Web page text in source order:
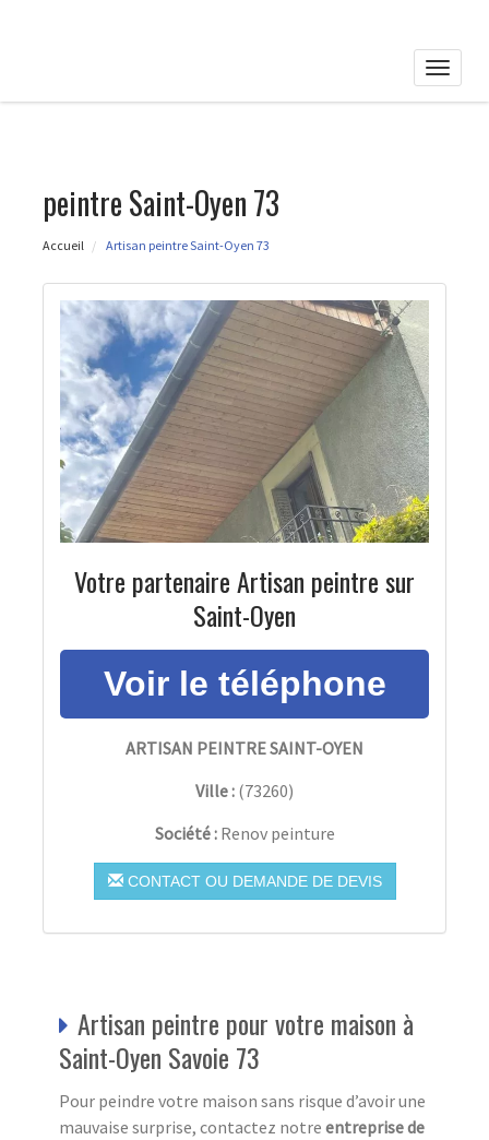
Toggle
peintre Saint-Oyen 73
Accueil Artisan peintre Saint-Oyen 73
Votre partenaire Artisan peintre sur
Saint-Oyen
ARTISAN PEINTRE SAINT-OYEN
Ville : (73260)
Société : Renov peinture
CONTACT OU DEMANDE DE DEVIS
Artisan peintre pour votre maison à
Saint-Oyen Savoie 73
Pour peindre votre maison sans risque d’avoir une
mauvaise surprise, contactez notre entreprise de